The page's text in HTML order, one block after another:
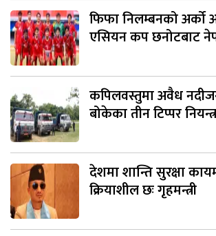
फिफा निलम्बनको अर्को
एसियन कप छनोटबाट
कपिलवस्तुमा अवैध
बोकेका तीन टिप्पर
देशमा शान्ति सुरक्षा
क्रियाशील छः गृहमन्त्री